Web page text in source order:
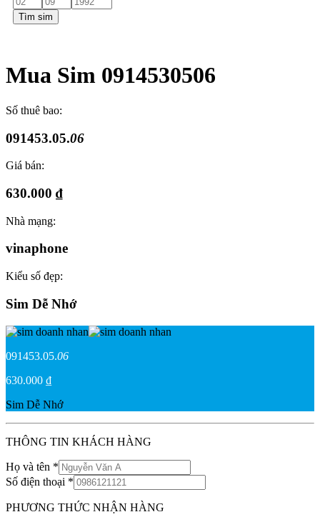
Tìm sim
Mua Sim 0914530506
Số thuê bao:
091453.05.06
Giá bán:
630.000 ₫
Nhà mạng:
vinaphone
Kiểu số đẹp:
Sim Dễ Nhớ
091453.05.06
630.000 ₫
Sim Dễ Nhớ
THÔNG TIN KHÁCH HÀNG
Họ và tên *
Số điện thoại *
PHƯƠNG THỨC NHẬN HÀNG